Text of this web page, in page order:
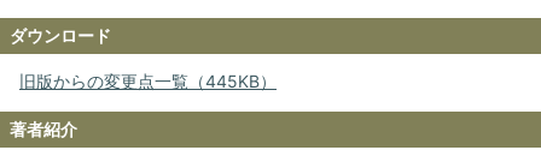
ダウンロード
旧版からの変更点一覧（445KB）
著者紹介